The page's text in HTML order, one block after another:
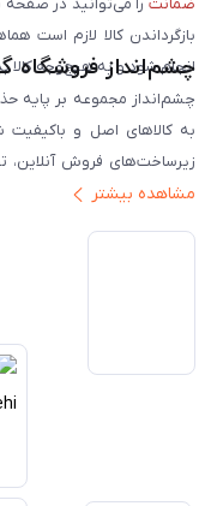
بازگرداندن کالا لازم
انجام شود و به هیچ‌وجه کالا
چشم‌انداز فروشگاه
چشم‌انداز مجموعه بر پایه
به کالاهای اصل و
زیرساخت‌های فروش آنلاین،
ایران ارائه دهیم. تبدیل‌شدن
خدمات و به‌روزرسانی مداوم
داریم آینده بازار
را در اولویت قرار می‌دهند.
سمت تحقق این چشم‌انداز
مشاهده بیشتر